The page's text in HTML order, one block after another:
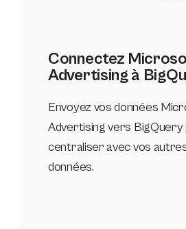
Connectez
Advertising à
Envoyez vos données
Advertising vers BigQuery
centraliser avec vos
données.